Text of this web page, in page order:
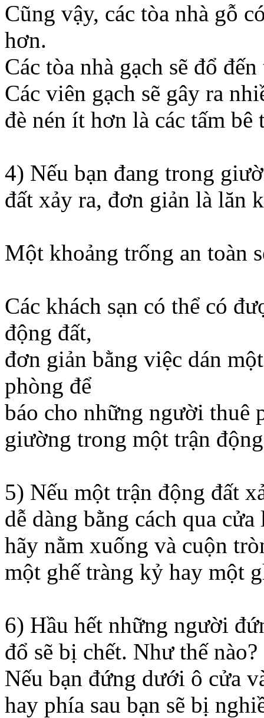
Cũng vậy, các tòa nhà gỗ
hơn.
Các tòa nhà gạch sẽ đổ
Các viên gạch sẽ gây ra
đè nén ít hơn là các tấm bê
4) Nếu bạn đang trong
đất xảy ra, đơn giản là lăn
Một khoảng trống an toàn
Các khách sạn có thể có
động đất,
đơn giản bằng việc dán
phòng để
báo cho những người thuê
giường trong một trận
5) Nếu một trận động đất
dễ dàng bằng cách qua
hãy nằm xuống và cuộn
một ghế tràng kỷ hay một
6) Hầu hết những người
đổ sẽ bị chết. Như thế nào?
Nếu bạn đứng dưới ô cửa
hay phía sau bạn sẽ bị